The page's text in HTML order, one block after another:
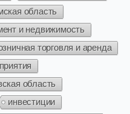
область
и недвижимость
торговля и аренда
область
инвестиции